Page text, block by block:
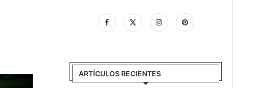
ARTÍCULOS RECIENTES